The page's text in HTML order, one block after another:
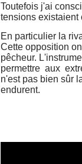
Toutefois j'ai
tensions existaient
En particulier la
Cette opposition
pêcheur.
permettre aux
n'est pas bien sûr
endurent.